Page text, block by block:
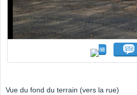
Vue du fond du terrain (vers la rue)